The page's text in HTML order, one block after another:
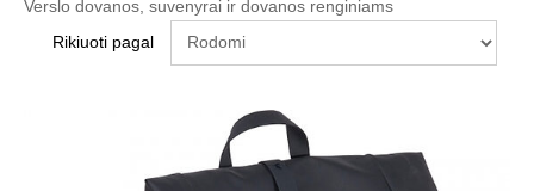
Verslo dovanos, suvenyrai ir dovanos renginiams
Rikiuoti pagal